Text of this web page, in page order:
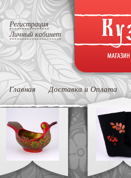
Регистрация
Личный кабинет
Главная Доставка и Оплата